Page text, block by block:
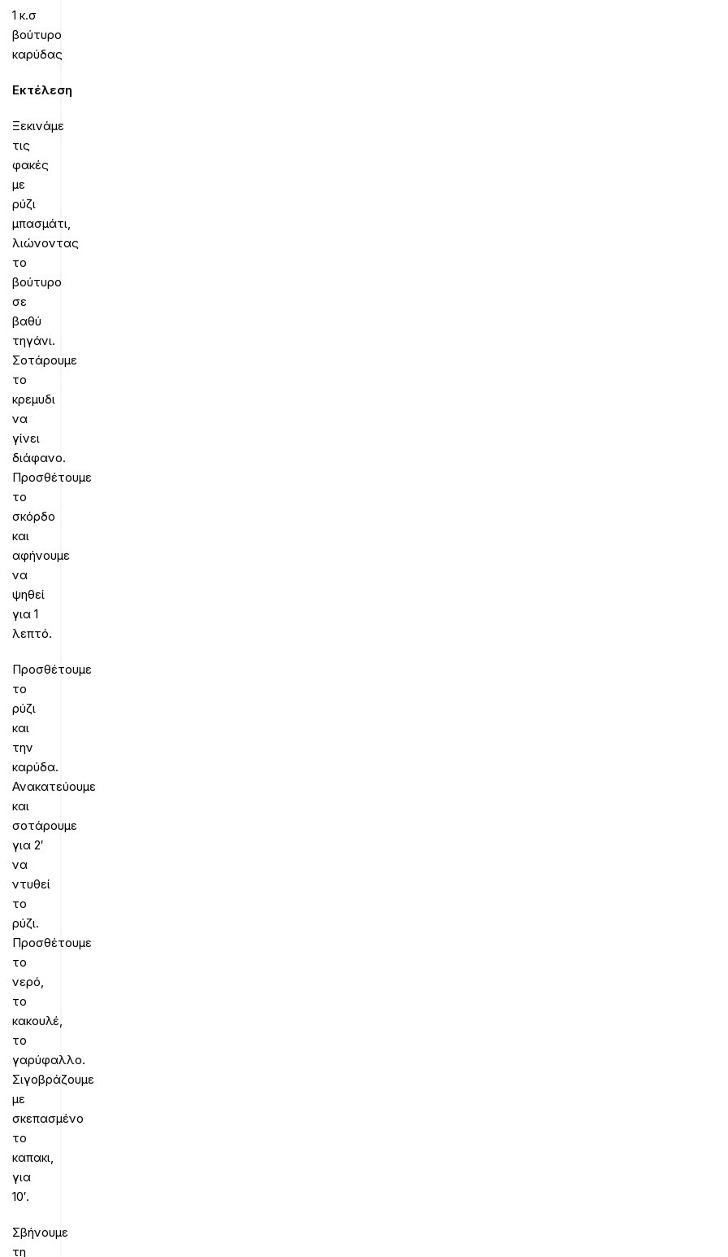
1 κ.σ
βούτυρο
καρύδας
Εκτέλεση
Ξεκινάμε
τις
φακές
με
ρύζι
μπασμάτι,
λιώνοντας
το
βούτυρο
σε
βαθύ
τηγάνι.
Σοτάρουμε
το
κρεμυδι
να
γίνει
διάφανο.
Προσθέτουμε
το
σκόρδο
και
αφήνουμε
να
ψηθεί
για 1
λεπτό.
Προσθέτουμε
το
ρύζι
και
την
καρύδα.
Ανακατεύουμε
και
σοτάρουμε
για 2′
να
ντυθεί
το
ρύζι.
Προσθέτουμε
το
νερό,
το
κακουλέ,
το
γαρύφαλλο.
Σιγοβράζουμε
με
σκεπασμένο
το
καπακι,
για
10′.
Σβήνουμε
τη